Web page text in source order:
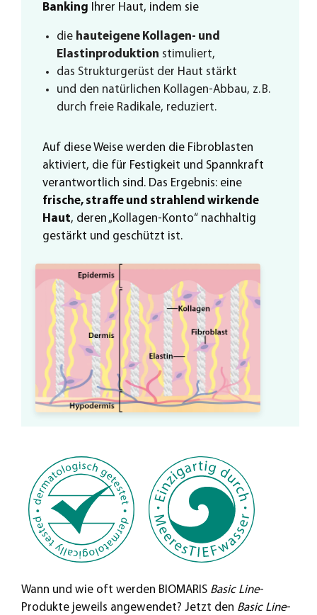
Banking Ihrer Haut, indem sie
die hauteigene Kollagen- und
Elastinproduktion stimuliert,
das Strukturgerüst der Haut stärkt
und den natürlichen Kollagen-Abbau, z. B.
durch freie Radikale, reduziert.
Auf diese Weise werden die Fibroblasten
aktiviert, die für Festigkeit und Spannkraft
verantwortlich sind. Das Ergebnis: eine
frische, straffe und strahlend wirkende
Haut, deren „Kollagen-Konto“ nachhaltig
gestärkt und geschützt ist.
Wann und wie oft werden BIOMARIS Basic Line-
Produkte jeweils angewendet? Jetzt den Basic Line-